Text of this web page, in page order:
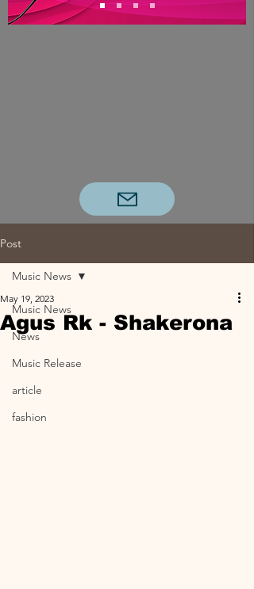
Post
Music News
News
Music Release
article
fashion
Music News
Agus Rk - Shakerona
May 19, 2023